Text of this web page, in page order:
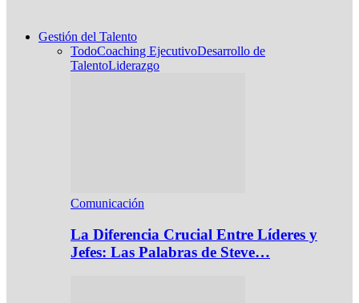
Gestión del Talento
TodoCoaching EjecutivoDesarrollo de
TalentoLiderazgo
Comunicación
La Diferencia Crucial Entre Líderes y
Jefes: Las Palabras de Steve…